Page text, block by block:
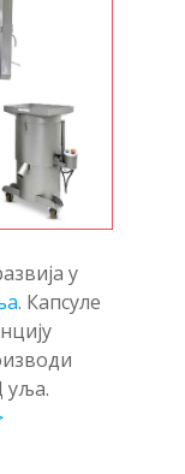
у
. Капсуле
уља.